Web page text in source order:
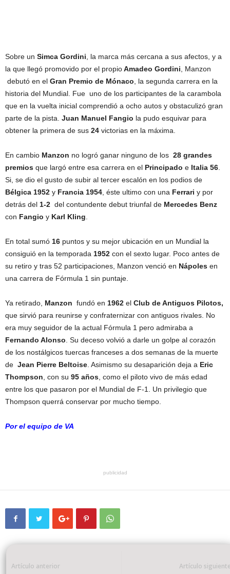
Sobre un Simca Gordini , la marca más cercana a sus afectos, y a
la que llegó promovido por el propioAmadeo Gordini , Manzon
debutó en el Gran Premio de Mónaco , la segunda carrera en la
historia del Mundial. Fue uno de los participantes de la carambola
que en la vuelta inicial comprendió a ocho autos y obstaculizó gran
parte de la pista. Juan Manuel Fangio la pudo esquivar para
obtener la primera de sus 24 victorias en la máxima.
En cambio Manzon no logró ganar ninguno de los 28 grandes
premios que largó entre esa carrera en el Principado e Italia 56
Si, se dio el gusto de subir al tercer escalón en los podios de
Bélgica 1952 y Francia 1954 , éste ultimo con una Ferrari y por
detrás del 1-2 del contundente debut triunfal de Mercedes Benz
con Fangio y Karl Kling
En total sumó 16 puntos y su mejor ubicación en un Mundial la
consiguió en la temporada 1952 con el sexto lugar. Poco antes de
su retiro y tras 52 participaciones, Manzon venció en Nápoles en
una carrera de Fórmula 1 sin puntaje.
Ya retirado, Manzon fundó en 1962 el Club de Antiguos Pilotos,
que sirvió para reunirse y confraternizar con antiguos rivales. No
era muy seguidor de la actual Fórmula 1 pero admiraba a
Fernando Alonso . Su deceso volvió a darle un golpe al corazón
de los nostálgicos tuercas franceses a dos semanas de la muerte
de Jean Pierre Beltoise . Asimismo su desaparición deja a Eric
Thompson , con su 95 años , como el piloto vivo de más edad
entre los que pasaron por el Mundial de F-1. Un privilegio que
Thompson querrá conservar por mucho tiempo.
Por el equipo de VA
publicidad
Artículo anterior Artículo